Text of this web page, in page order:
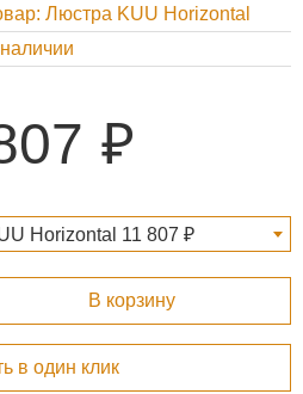
Люстра KUU Horizontal
Horizontal 11 807 ₽